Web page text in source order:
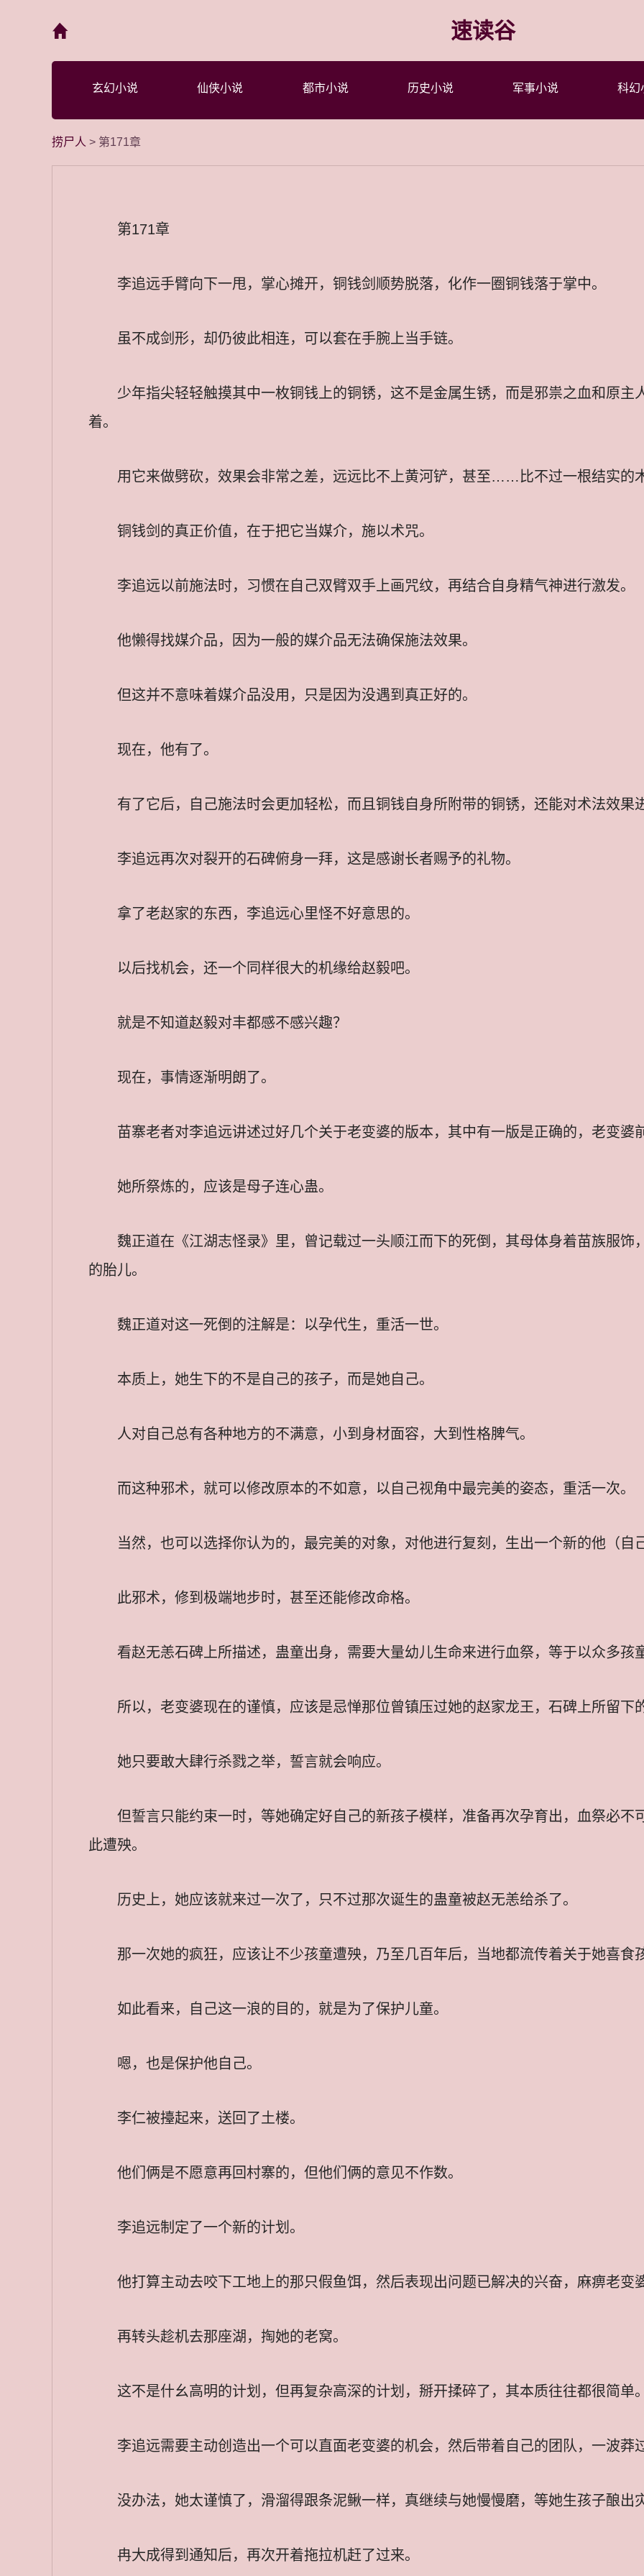
速读谷
玄幻小说 仙侠小说 都市小说 历史小说 军事小说 科幻
捞尸人 > 第171章
第171章
李追远手臂向下一甩，掌心摊开，铜钱剑顺势脱落，化作一圈铜钱落于掌中。
虽不成剑形，却仍彼此相连，可以套在手腕上当手链。
少年指尖轻轻触摸其中一枚铜钱上的铜锈，这不是金属生锈，而是邪祟之血和原主
着。
用它来做劈砍，效果会非常之差，远远比不上黄河铲，甚至……比不过一根结实的
铜钱剑的真正价值，在于把它当媒介，施以术咒。
李追远以前施法时，习惯在自己双臂双手上画咒纹，再结合自身精气神进行激发。
他懒得找媒介品，因为一般的媒介品无法确保施法效果。
但这并不意味着媒介品没用，只是因为没遇到真正好的。
现在，他有了。
有了它后，自己施法时会更加轻松，而且铜钱自身所附带的铜锈，还能对术法效果
李追远再次对裂开的石碑俯身一拜，这是感谢长者赐予的礼物。
拿了老赵家的东西，李追远心里怪不好意思的。
以后找机会，还一个同样很大的机缘给赵毅吧。
就是不知道赵毅对丰都感不感兴趣？
现在，事情逐渐明朗了。
苗寨老者对李追远讲述过好几个关于老变婆的版本，其中有一版是正确的，老变婆
她所祭炼的，应该是母子连心蛊。
魏正道在《江湖志怪录》里，曾记载过一头顺江而下的死倒，其母体身着苗族服饰
的胎儿。
魏正道对这一死倒的注解是：以孕代生，重活一世。
本质上，她生下的不是自己的孩子，而是她自己。
人对自己总有各种地方的不满意，小到身材面容，大到性格脾气。
而这种邪术，就可以修改原本的不如意，以自己视角中最完美的姿态，重活一次。
当然，也可以选择你认为的，最完美的对象，对他进行复刻，生出一个新的他（自
此邪术，修到极端地步时，甚至还能修改命格。
看赵无恙石碑上所描述，蛊童出身，需要大量幼儿生命来进行血祭，等于以众多孩
所以，老变婆现在的谨慎，应该是忌惮那位曾镇压过她的赵家龙王，石碑上所留下
她只要敢大肆行杀戮之举，誓言就会响应。
但誓言只能约束一时，等她确定好自己的新孩子模样，准备再次孕育出，血祭必不
此遭殃。
历史上，她应该就来过一次了，只不过那次诞生的蛊童被赵无恙给杀了。
那一次她的疯狂，应该让不少孩童遭殃，乃至几百年后，当地都流传着关于她喜食
如此看来，自己这一浪的目的，就是为了保护儿童。
嗯，也是保护他自己。
李仁被擡起来，送回了土楼。
他们俩是不愿意再回村寨的，但他们俩的意见不作数。
李追远制定了一个新的计划。
他打算主动去咬下工地上的那只假鱼饵，然后表现出问题已解决的兴奋，麻痹老变
再转头趁机去那座湖，掏她的老窝。
这不是什幺高明的计划，但再复杂高深的计划，掰开揉碎了，其本质往往都很简单
李追远需要主动创造出一个可以直面老变婆的机会，然后带着自己的团队，一波莽
没办法，她太谨慎了，滑溜得跟条泥鳅一样，真继续与她慢慢磨，等她生孩子酿出
冉大成得到通知后，再次开着拖拉机赶了过来。